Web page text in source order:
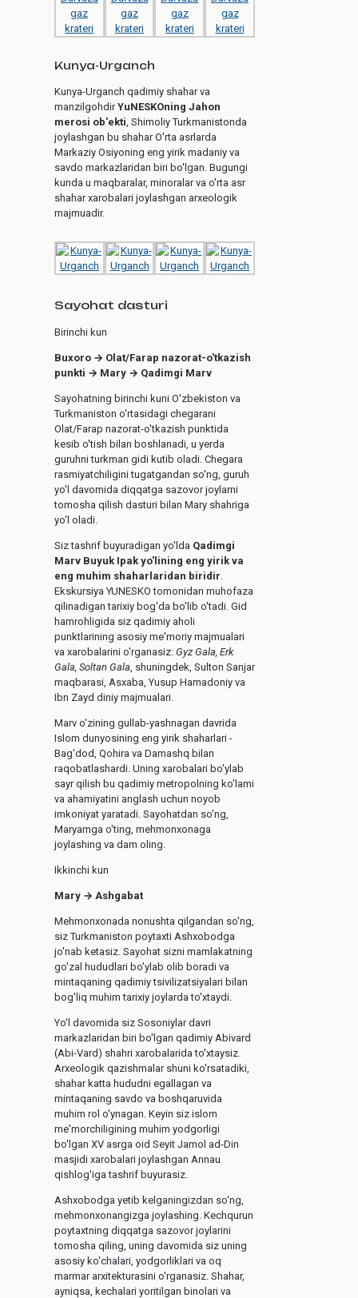
Kunya-Urganch
Kunya-Urganch qadimiy shahar va
manzilgohdirYuNESKOning Jahon
merosi ob'ekti, Shimoliy Turkmanistonda
joylashgan bu shahar O'rta asrlarda
Markaziy Osiyoning eng yirik madaniy va
savdo markazlaridan biri bo'lgan. Bugungi
kunda u maqbaralar, minoralar va o'rta asr
shahar xarobalari joylashgan arxeologik
majmuadir.
Sayohat dasturi
Birinchi kun
Buxoro → Olat/Farap nazorat-o'tkazish
punkti → Mary → Qadimgi Marv
Sayohatning birinchi kuni O'zbekiston va
Turkmaniston o'rtasidagi chegarani
Olat/Farap nazorat-o'tkazish punktida
kesib o'tish bilan boshlanadi, u yerda
guruhni turkman gidi kutib oladi. Chegara
rasmiyatchiligini tugatgandan so'ng, guruh
yo'l davomida diqqatga sazovor joylarni
tomosha qilish dasturi bilan Mary shahriga
yo'l oladi.
Siz tashrif buyuradigan yo'lda Qadimgi
Marv Buyuk Ipak yo'lining eng yirik va
eng muhim shaharlaridan biridir
Ekskursiya YUNESKO tomonidan muhofaza
qilinadigan tarixiy bog'da bo'lib o'tadi. Gid
hamrohligida siz qadimiy aholi
punktlarining asosiy me'moriy majmualari
va xarobalarini o'rganasiz: Gyz Gala, Erk
Gala, Soltan Gala , shuningdek, Sulton Sanjar
maqbarasi, Asxaba, Yusup Hamadoniy va
Ibn Zayd diniy majmualari.
Marv o'zining gullab-yashnagan davrida
Islom dunyosining eng yirik shaharlari -
Bag'dod, Qohira va Damashq bilan
raqobatlashardi. Uning xarobalari bo'ylab
sayr qilish bu qadimiy metropolning ko'lami
va ahamiyatini anglash uchun noyob
imkoniyat yaratadi. Sayohatdan so'ng,
Maryamga o'ting, mehmonxonaga
joylashing va dam oling.
Ikkinchi kun
Mary → Ashgabat
Mehmonxonada nonushta qilgandan so'ng,
siz Turkmaniston poytaxti Ashxobodga
jo'nab ketasiz. Sayohat sizni mamlakatning
go'zal hududlari bo'ylab olib boradi va
mintaqaning qadimiy tsivilizatsiyalari bilan
bog'liq muhim tarixiy joylarda to'xtaydi.
Yo'l davomida siz Sosoniylar davri
markazlaridan biri bo'lgan qadimiy Abivard
(Abi-Vard) shahri xarobalarida to'xtaysiz.
Arxeologik qazishmalar shuni ko'rsatadiki,
shahar katta hududni egallagan va
mintaqaning savdo va boshqaruvida
muhim rol o'ynagan. Keyin siz islom
me'morchiligining muhim yodgorligi
bo'lgan XV asrga oid Seyit Jamol ad-Din
masjidi xarobalari joylashgan Annau
qishlog'iga tashrif buyurasiz.
Ashxobodga yetib kelganingizdan so'ng,
mehmonxonangizga joylashing. Kechqurun
poytaxtning diqqatga sazovor joylarini
tomosha qiling, uning davomida siz uning
asosiy ko'chalari, yodgorliklari va oq
marmar arxitekturasini o'rganasiz. Shahar,
ayniqsa, kechalari yoritilgan binolari va